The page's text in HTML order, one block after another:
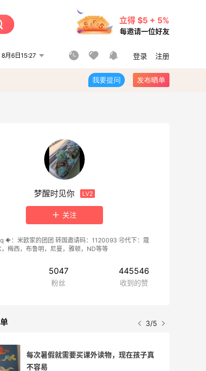
立得 $5 + 5%
每邀请一位好友
8月6日15:27 登录 注册
我要提问 发布晒单
梦醒时见你 LV2
关注
🐠：米欧家的团团 转国邀请码：1120093 🉑代下：蔻
梅西，布鲁明，尼曼，雅顿，ND等等
5047
粉丝
445546
收到的赞
4/5
在孩子真
芭芭农场种的碗，以及随便